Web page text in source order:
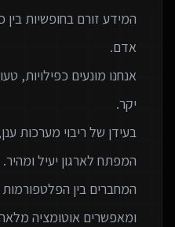
המידע זורם בחופשיות
אנחנו מונעים כפילויות,
בעידן של ריבוי מערכות
המפתח לארגון יעיל ומהיר.
המחברים בין
ומאפשרים אוטומציה